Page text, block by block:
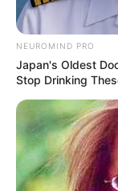
MThai
รับข่าวสารเลข
ลุ้นรับรางวัลจาก
NEUROMIND PRO
Japan's Oldest
Stop Drinking